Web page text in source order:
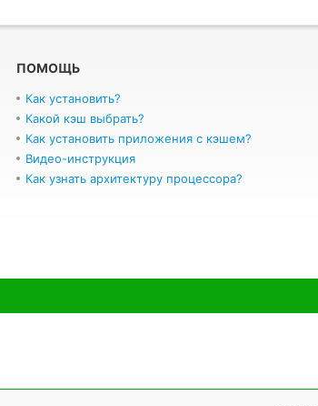
ПОМОЩЬ
Как установить?
Какой кэш выбрать?
Как установить приложения с кэшем?
Видео-инструкция
Как узнать архитектуру процессора?